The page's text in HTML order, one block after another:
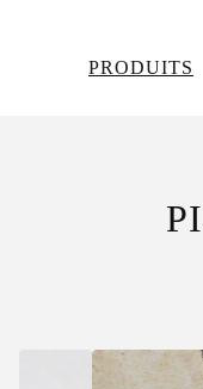
PRODUITS